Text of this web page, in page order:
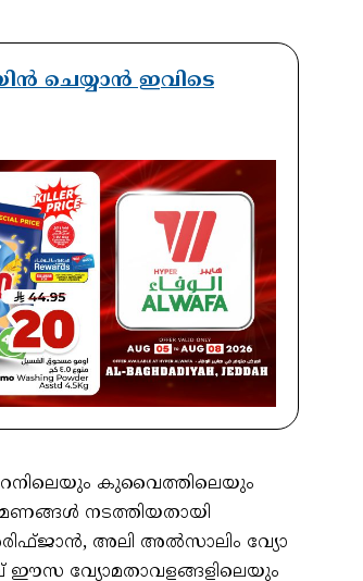
ചെയ്യാൻ ഇവിടെ
കുവൈത്തിലെയും
നടത്തിയതായി
അലി അല്‍സാലിം വ്യോ
വ്യോമതാവളങ്ങളിലെയും